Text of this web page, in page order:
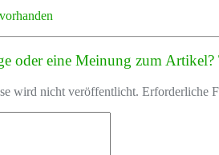
oder eine Meinung zum Artikel?
wird nicht veröffentlicht. Erforderliche